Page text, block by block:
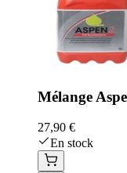
Mélange
27,90 €
En stock